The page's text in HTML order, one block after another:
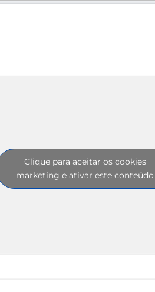
Clique para aceitar os cookies
marketing e ativar este conteúdo